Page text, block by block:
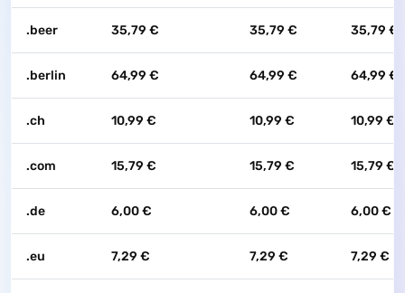
.beer 35,79 € 35,79 € 35,79 €
.berlin 64,99 € 64,99 € 64,99 €
.ch 10,99 € 10,99 € 10,99 €
.com 15,79 € 15,79 € 15,79 €
.de 6,00 € 6,00 € 6,00 €
.eu 7,29 € 7,29 € 7,29 €